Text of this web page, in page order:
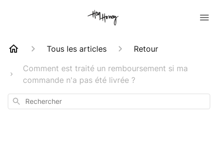
Tous les articles
Retour
Comment est traité un remboursement si ma
commande n'a pas été livrée ?
Rechercher